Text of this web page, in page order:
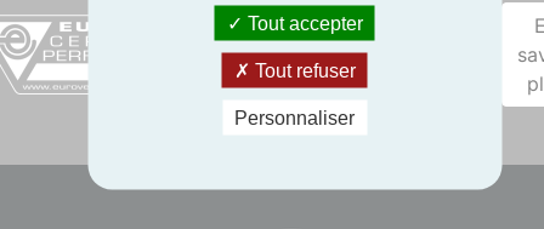
Tout accepter
Tout refuser
Personnaliser